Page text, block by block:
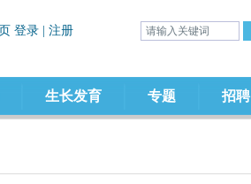
生长发育 专题 招聘